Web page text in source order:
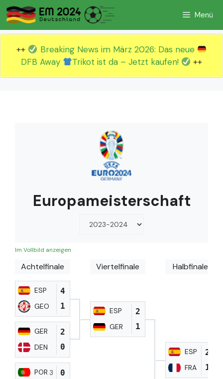
Zum
Inhalt
springen
Menü
++
Breaking News im März 2026: Das neue
DFB Away
Trikot ist da – Jetzt kaufen! ++
Europameisterschaft
Im Vollbild anzeigen
Achtelfinale
ESP
GEO
4
1
GER
DEN
2
0
POR 3
0
Viertelfinale
ESP
GER
2
1
Halbfinale
ESP
FRA
2
1